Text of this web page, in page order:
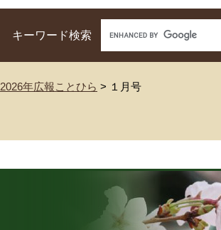
キーワード検索
2026年広報ことひら > １月号